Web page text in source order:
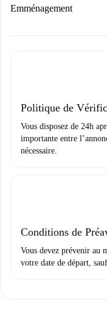
Si refusé : aucun
Justificatif
Emménagement
uniquement si
Politique de
Vous disposez de 24h
importante entre
nécessaire.
Conditions de
Vous devez prévenir au
votre date de départ,